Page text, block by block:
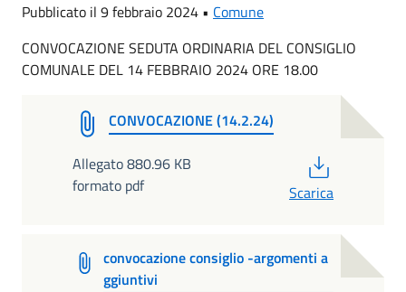
Pubblicato il 9 febbraio 2024 • Comune
CONVOCAZIONE SEDUTA ORDINARIA DEL CONSIGLIO
COMUNALE DEL 14 FEBBRAIO 2024 ORE 18.00
CONVOCAZIONE (14.2.24)
Allegato 880.96 KB
formato pdf
Scarica
convocazione consiglio -argomenti a
ggiuntivi